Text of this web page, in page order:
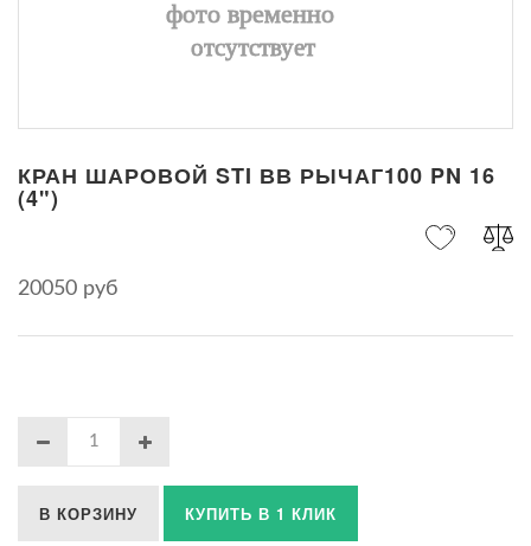
КРАН ШАРОВОЙ STI ВВ РЫЧАГ100 PN 16
(4")
20050 руб
В КОРЗИНУ КУПИТЬ В 1 КЛИК